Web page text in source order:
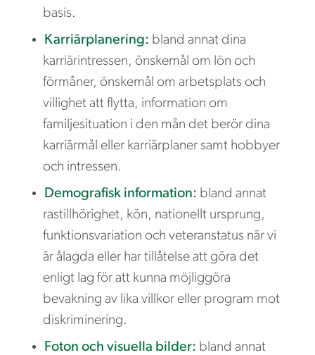
basis.
Karriärplanering: bland annat dina
karriärintressen, önskemål om lön och
förmåner, önskemål om arbetsplats och
villighet att flytta, information om
familjesituation i den mån det berör dina
karriärmål eller karriärplaner samt hobbyer
och intressen.
Demografisk information: bland annat
rastillhörighet, kön, nationellt ursprung,
funktionsvariation och veteranstatus när vi
är ålagda eller har tillåtelse att göra det
enligt lag för att kunna möjliggöra
bevakning av lika villkor eller program mot
diskriminering.
Foton och visuella bilder: bland annat